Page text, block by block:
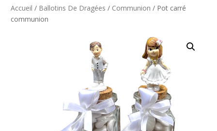
Accueil / Ballotins De Dragées / Communion / Pot carré
communion